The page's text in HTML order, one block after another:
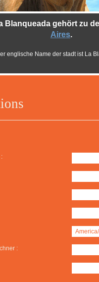
:
Blanqueada gehört zu
Aires.
englische Name der stadt ist La